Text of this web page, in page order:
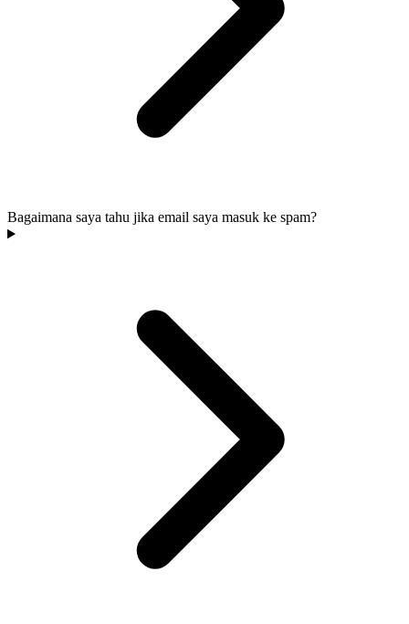
Bagaimana saya tahu jika email saya masuk ke spam?